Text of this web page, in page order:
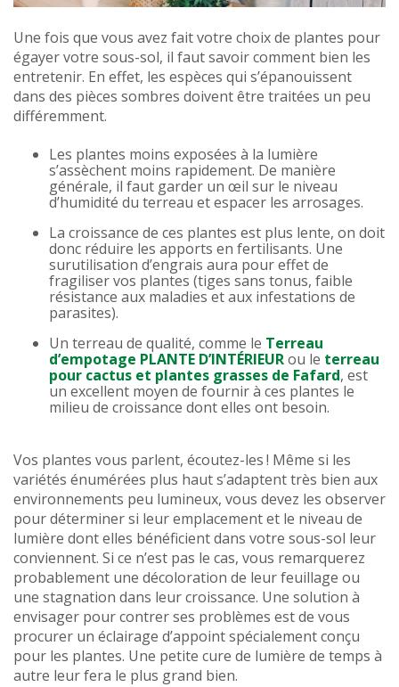
Une fois que vous avez fait votre choix de plantes pour
égayer votre sous-sol, il faut savoir comment bien les
entretenir. En effet, les espèces qui s’épanouissent
dans des pièces sombres doivent être traitées un peu
différemment.
Les plantes moins exposées à la lumière
s’assèchent moins rapidement. De manière
générale, il faut garder un œil sur le niveau
d’humidité du terreau et espacer les arrosages.
La croissance de ces plantes est plus lente, on doit
donc réduire les apports en fertilisants. Une
surutilisation d’engrais aura pour effet de
fragiliser vos plantes (tiges sans tonus, faible
résistance aux maladies et aux infestations de
parasites).
Un terreau de qualité, comme le Terreau
d’empotage PLANTE D’INTÉRIEURou le terreau
pour cactus et plantes grasses de Fafard, est
un excellent moyen de fournir à ces plantes le
milieu de croissance dont elles ont besoin.
Vos plantes vous parlent, écoutez-les ! Même si les
variétés énumérées plus haut s’adaptent très bien aux
environnements peu lumineux, vous devez les observer
pour déterminer si leur emplacement et le niveau de
lumière dont elles bénéficient dans votre sous-sol leur
conviennent. Si ce n’est pas le cas, vous remarquerez
probablement une décoloration de leur feuillage ou
une stagnation dans leur croissance. Une solution à
envisager pour contrer ses problèmes est de vous
procurer un éclairage d’appoint spécialement conçu
pour les plantes. Une petite cure de lumière de temps à
autre leur fera le plus grand bien.